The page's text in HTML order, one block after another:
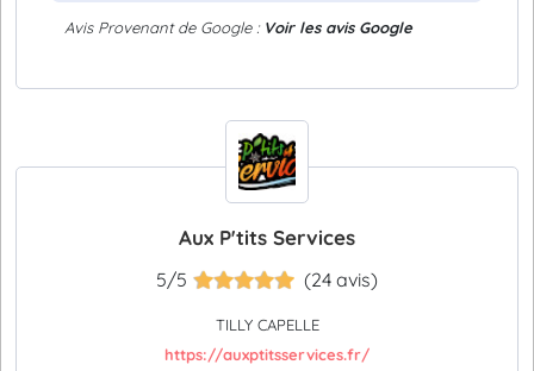
Avis Provenant de Google : Voir les avis Google
Aux P'tits Services
5/5 (24 avis)
TILLY CAPELLE
https://auxptitsservices.fr/